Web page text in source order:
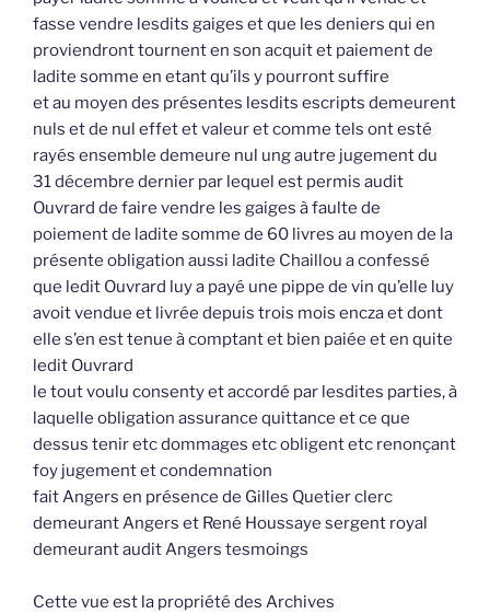
fasse vendre lesdits gaiges et que les deniers qui en
proviendront tournent en son acquit et paiement de
ladite somme en etant qu’ils y pourront suffire
et au moyen des présentes lesdits escripts demeurent
nuls et de nul effet et valeur et comme tels ont esté
rayés ensemble demeure nul ung autre jugement du
31 décembre dernier par lequel est permis audit
Ouvrard de faire vendre les gaiges à faulte de
poiement de ladite somme de 60 livres au moyen de la
présente obligation aussi ladite Chaillou a confessé
que ledit Ouvrard luy a payé une pippe de vin qu’elle luy
avoit vendue et livrée depuis trois mois encza et dont
elle s’en est tenue à comptant et bien paiée et en quite
ledit Ouvrard
le tout voulu consenty et accordé par lesdites parties, à
laquelle obligation assurance quittance et ce que
dessus tenir etc dommages etc obligent etc renonçant
foy jugement et condemnation
fait Angers en présence de Gilles Quetier clerc
demeurant Angers et René Houssaye sergent royal
demeurant audit Angers tesmoings
Cette vue est la propriété des Archives